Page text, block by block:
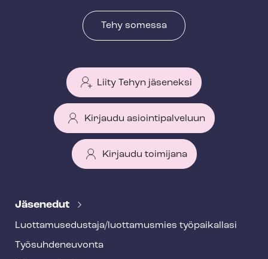
Tehy somessa
Liity Tehyn jäseneksi
Kirjaudu asiointipalveluun
Kirjaudu toimijana
e
f
Jäsenedut
Luot­ta­muse­dus­ta­ja/luottamusmies työpaikallasi
Työ­suh­de­neu­von­ta